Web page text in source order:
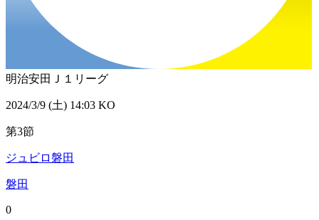
明治安田Ｊ１リーグ
2024/3/9 (土) 14:03 KO
第3節
ジュビロ磐田
磐田
0